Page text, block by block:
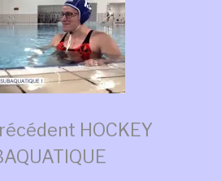
HOCKEY